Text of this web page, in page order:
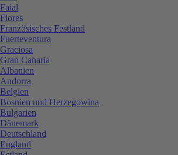
Faial
Flores
Französisches Festland
Fuerteventura
Graciosa
Gran Canaria
Albanien
Andorra
Belgien
Bosnien und Herzegowina
Bulgarien
Dänemark
Deutschland
England